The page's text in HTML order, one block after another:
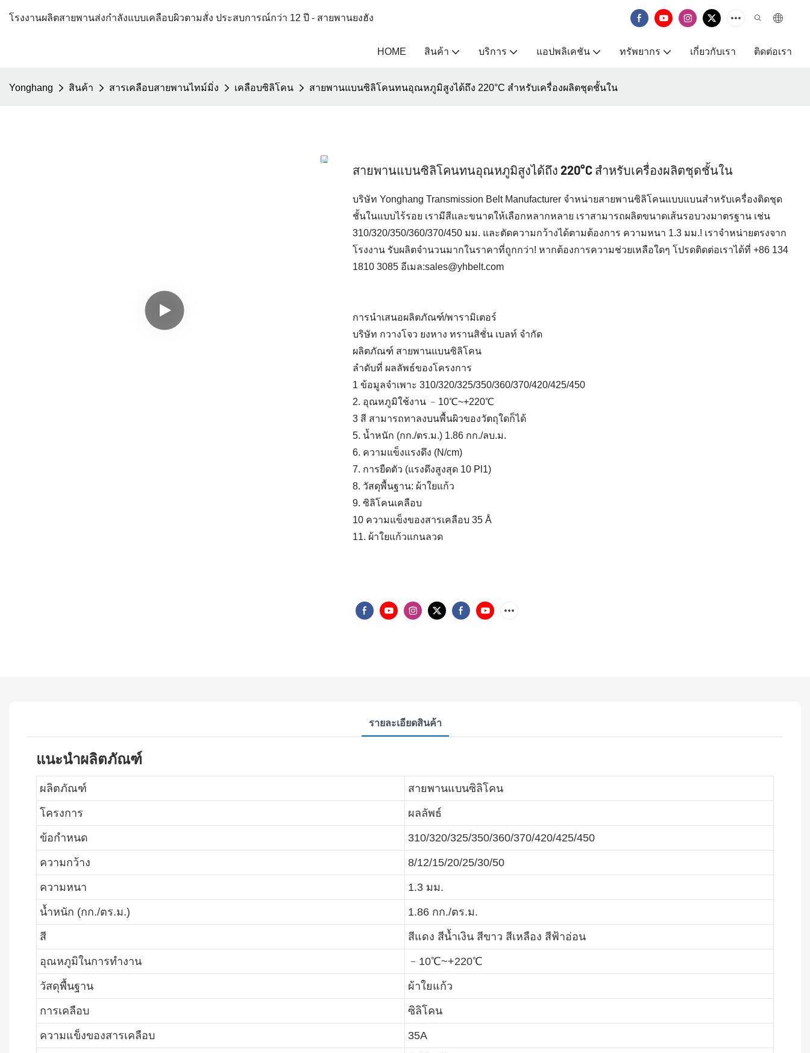
โรงงานผลิตสายพานส่งกำลังแบบเคลือบผิวตามสั่ง ประสบการณ์กว่า 12 ปี - สายพานยงฮัง
HOME สินค้า บริการ แอปพลิเคชัน ทรัพยากร เกี่ยวกับเรา ติดต่อเรา
Yonghang สินค้า สารเคลือบสายพานไทม์มิ่ง เคลือบซิลิโคน สายพานแบนซิลิโคนทนอุณหภูมิสูงได้ถึง 220°C สำหรับเครื่องผลิตชุดชั้นใน
สายพานแบนซิลิโคนทนอุณหภูมิสูงได้ถึง 220°C สำหรับเครื่องผลิตชุดชั้นใน
บริษัท Yonghang Transmission Belt Manufacturer จำหน่ายสายพานซิลิโคนแบบแบนสำหรับเครื่องติดชุด
ชั้นในแบบไร้รอย เรามีสีและขนาดให้เลือกหลากหลาย เราสามารถผลิตขนาดเส้นรอบวงมาตรฐาน เช่น
310/320/350/360/370/450 มม. และตัดความกว้างได้ตามต้องการ ความหนา 1.3 มม.! เราจำหน่ายตรงจาก
โรงงาน รับผลิตจำนวนมากในราคาที่ถูกกว่า! หากต้องการความช่วยเหลือใดๆ โปรดติดต่อเราได้ที่ +86 134
1810 3085 อีเมล:sales@yhbelt.com
การนำเสนอผลิตภัณฑ์/พารามิเตอร์
บริษัท กวางโจว ยงหาง ทรานสิชั่น เบลท์ จำกัด
ผลิตภัณฑ์ สายพานแบนซิลิโคน
ลำดับที่ ผลลัพธ์ของโครงการ
1 ข้อมูลจำเพาะ 310/320/325/350/360/370/420/425/450
2. อุณหภูมิใช้งาน ﹣10℃~+220℃
3 สี สามารถทาลงบนพื้นผิวของวัตถุใดก็ได้
5. น้ำหนัก (กก./ตร.ม.) 1.86 กก./ลบ.ม.
6. ความแข็งแรงดึง (N/cm)
7. การยืดตัว (แรงดึงสูงสุด 10 Pl1)
8. วัสดุพื้นฐาน: ผ้าใยแก้ว
9. ซิลิโคนเคลือบ
10 ความแข็งของสารเคลือบ 35 Å
11. ผ้าใยแก้วแกนลวด
รายละเอียดสินค้า
แนะนำผลิตภัณฑ์
ผลิตภัณฑ์ สายพานแบนซิลิโคน
โครงการ ผลลัพธ์
ข้อกำหนด 310/320/325/350/360/370/420/425/450
ความกว้าง 8/12/15/20/25/30/50
ความหนา 1.3 มม.
น้ำหนัก (กก./ตร.ม.) 1.86 กก./ตร.ม.
สี สีแดง สีน้ำเงิน สีขาว สีเหลือง สีฟ้าอ่อน
อุณหภูมิในการทำงาน ﹣10℃~+220℃
วัสดุพื้นฐาน ผ้าใยแก้ว
การเคลือบ ซิลิโคน
ความแข็งของสารเคลือบ 35A